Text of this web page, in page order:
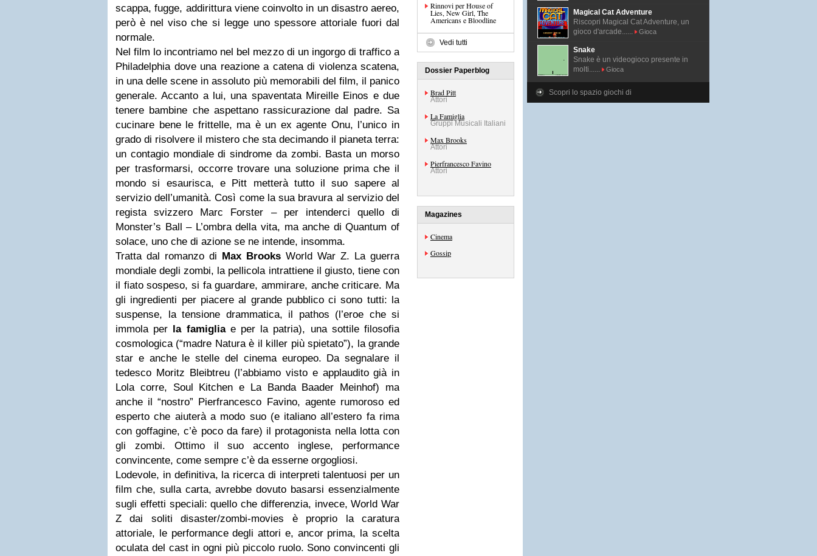
scappa, fugge, addirittura viene coinvolto in un disastro aereo,
però è nel viso che si legge uno spessore attoriale fuori dal
normale.
Nel film lo incontriamo nel bel mezzo di un ingorgo di traffico a
Philadelphia dove una reazione a catena di violenza scatena,
in una delle scene in assoluto più memorabili del film, il panico
generale. Accanto a lui, una spaventata Mireille Einos e due
tenere bambine che aspettano rassicurazione dal padre. Sa
cucinare bene le frittelle, ma è un ex agente Onu, l’unico in
grado di risolvere il mistero che sta decimando il pianeta terra:
un contagio mondiale di sindrome da zombi. Basta un morso
per trasformarsi, occorre trovare una soluzione prima che il
mondo si esaurisca, e Pitt metterà tutto il suo sapere al
servizio dell’umanità. Così come la sua bravura al servizio del
regista svizzero Marc Forster – per intenderci quello di
Monster’s Ball – L’ombra della vita, ma anche di Quantum of
solace, uno che di azione se ne intende, insomma.
Tratta dal romanzo di Max Brooks World War Z. La guerra
mondiale degli zombi, la pellicola intrattiene il giusto, tiene con
il fiato sospeso, si fa guardare, ammirare, anche criticare. Ma
gli ingredienti per piacere al grande pubblico ci sono tutti: la
suspense, la tensione drammatica, il pathos (l’eroe che si
immola per la famigliae per la patria), una sottile filosofia
cosmologica (“madre Natura è il killer più spietato”), la grande
star e anche le stelle del cinema europeo. Da segnalare il
tedesco Moritz Bleibtreu (l’abbiamo visto e applaudito già in
Lola corre, Soul Kitchen e La Banda Baader Meinhof) ma
anche il “nostro” Pierfrancesco Favino, agente rumoroso ed
esperto che aiuterà a modo suo (e italiano all’estero fa rima
con goffagine, c’è poco da fare) il protagonista nella lotta con
gli zombi. Ottimo il suo accento inglese, performance
convincente, come sempre c’è da esserne orgogliosi.
Lodevole, in definitiva, la ricerca di interpreti talentuosi per un
film che, sulla carta, avrebbe dovuto basarsi essenzialmente
sugli effetti speciali: quello che differenzia, invece, World War
Z dai soliti disaster/zombi-movies è proprio la caratura
attoriale, le performance degli attori e, ancor prima, la scelta
oculata del cast in ogni più piccolo ruolo. Sono convincenti gli
Rinnovi per House of
Lies, New Girl, The
Americans e Bloodline
Vedi tutti
Dossier Paperblog
Brad Pitt
Attori
La Famiglia
Gruppi Musicali Italiani
Max Brooks
Attori
Pierfrancesco Favino
Attori
Magazines
Cinema
Gossip
Magical Cat Adventure
Riscopri Magical Cat Adventure, un
gioco d'arcade......
Gioca
Snake
Snake è un videogioco presente in
molti......
Gioca
Scopri lo spazio giochi di